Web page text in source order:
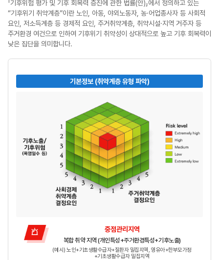
「기후위험 평가 및 기후 회복력 증진에 관한 법률(안)」에서 정의하고 있는
“기후위기 취약계층”이란 노인, 아동, 야외노동자, 농·어업종사자 등 사회적
요인, 저소득계층 등 경제적 요인, 주거취약계층, 취약시설·지역 거주자 등
주거환경 여건으로 인하여 기후위기 취약성이 상대적으로 높고 기후 회복력이
낮은 집단을 의미합니다.
기본정보 (취약계층 유형 파악)
중점관리지역
복합 취약 지역 (개인특성+주거환경특성+기후노출)
(예시) 노인+기초생활수급자+질환자 밀집지역, 영유아+한부모가정
+기초생활수급자 밀집지역